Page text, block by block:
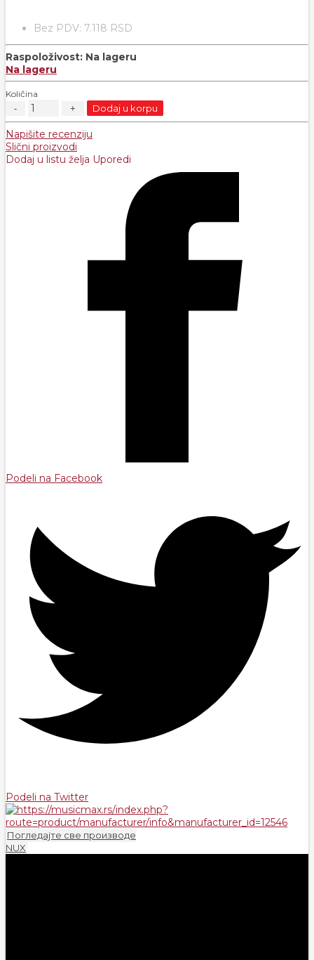
Bez PDV: 7.118 RSD
Raspoloživost: Na lageru
Na lageru
Količina
Dodaj u korpu
Napišite recenziju
Slični proizvodi
Dodaj u listu želja Uporedi
Podeli na Facebook
Podeli na Twitter
Погледајте све производе
NUX